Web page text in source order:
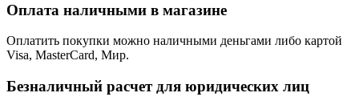
Оплата наличными в магазине
Оплатить покупки можно наличными деньгами либо картой
Visa, MasterCard, Мир.
Безналичный расчет для юридических лиц